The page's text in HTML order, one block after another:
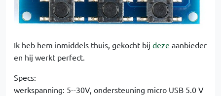
Ik heb hem inmiddels thuis, gekocht bij deze aanbieder
en hij werkt perfect.
Specs:
werkspanning: 5--30V, ondersteuning micro USB 5.0 V